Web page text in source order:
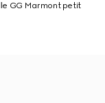
GG Marmont petit